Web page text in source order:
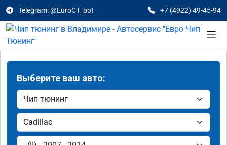
Telegram: @EuroCT_bot +7 (4922) 49-45-94
Выберите ваш авто: